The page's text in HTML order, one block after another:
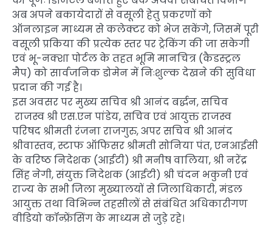
अब अपने बकायेदारों से वसूली हेतु प्रकरणों को
ऑनलाइन माध्यम से कलेक्टर को भेज सकेंगे, जिसमें पूरी
वसूली प्रकिया की प्रत्येक स्तर पर ट्रेकिंग की जा सकेगी
एवं भू-नक्शा पोर्टल के तहत भूमि मानचित्र (कैडस्ट्रल
मैप) को सार्वजनिक डोमेन में निःशुल्क देखने की सुविधा
प्रदान की गई है।
इस अवसर पर मुख्य सचिव श्री आनंद बर्द्धन, सचिव
राजस्व श्री एस.एन पांडेय, सचिव एवं आयुक्त राजस्व
परिषद श्रीमती रंजना राजगुरु, अपर सचिव श्री आनंद
श्रीवास्तव, स्टाफ ऑफिसर श्रीमती सोनिया पंत, एनआईसी
के वरिष्ठ निदेशक (आईटी) श्री मनीष वालिया, श्री नरेंद्र
सिंह नेगी, संयुक्त निदेशक (आईटी) श्री चंदन भकुनी एवं
राज्य के सभी जिला मुख्यालयों से जिलाधिकारी, मंडल
आयुक्त तथा विभिन्न तहसीलों से संबंधित अधिकारीगण
वीडियो कॉन्फ्रेंसिंग के माध्यम से जुड़े रहे।